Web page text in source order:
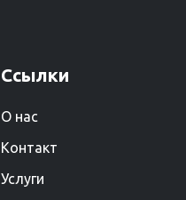
Ссылки
О нас
Kонтакт
Услуги